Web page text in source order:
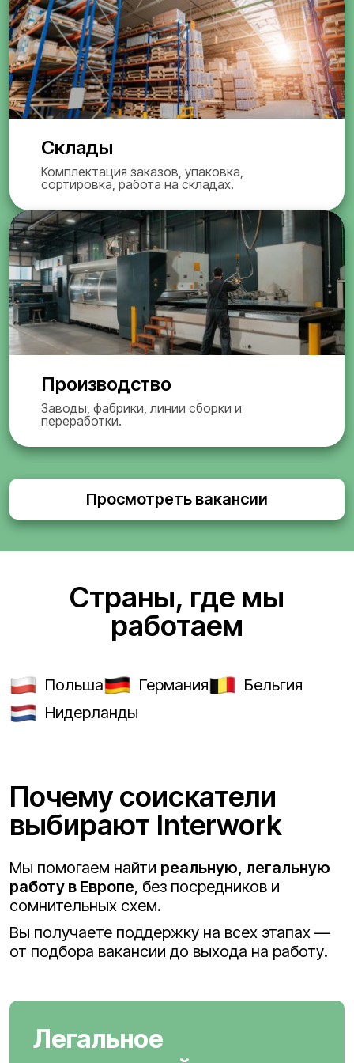
Склады
Комплектация заказов, упаковка,
сортировка, работа на складах.
Производство
Заводы, фабрики, линии сборки и
переработки.
Просмотреть вакансии
Страны, где мы
работаем
Польша Германия
Бельгия
Нидерланды
Почему соискатели
выбирают Interwork
Мы помогаем найти реальную, легальную
работу в Европе, без посредников и
сомнительных схем.
Вы получаете поддержку на всех этапах —
от подбора вакансии до выхода на работу.
Легальное